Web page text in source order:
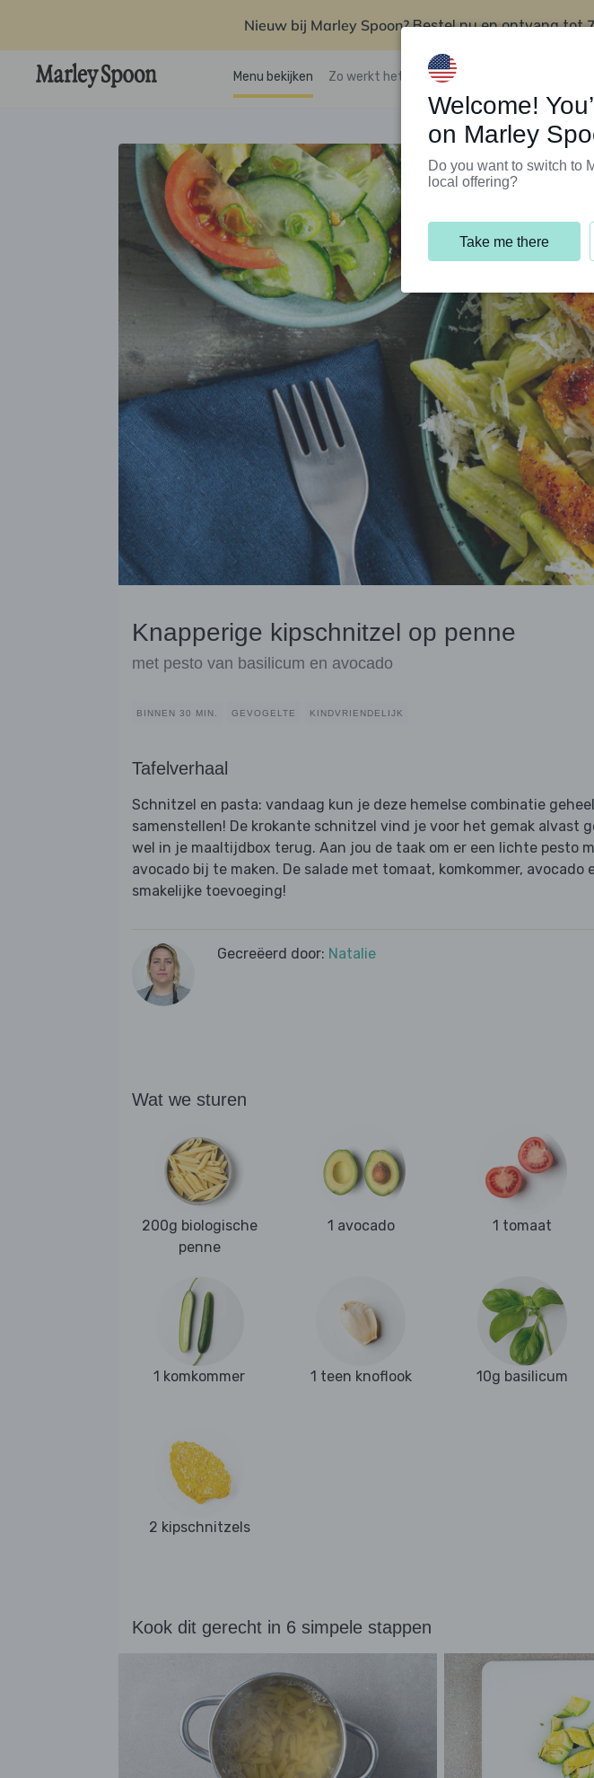
Nieuw bij Marley Spoon?Bestel nu en ontvang tot
Menu bekijken Zo werkt het Klantenservice
Knapperige kipschnitzel op penne
met pesto van basilicum en avocado
BINNEN 30 MIN. GEVOGELTE KINDVRIENDELIJK
Tafelverhaal
Schnitzel en pasta: vandaag kun je deze hemelse combinatie
samenstellen! De krokante schnitzel vind je voor het gemak alvast
wel in je maaltijdbox terug. Aan jou de taak om er een lichte pesto
avocado bij te maken. De salade met tomaat, komkommer, avocado
smakelijke toevoeging!
Gecreëerd door: Natalie
Wat we sturen
200g biologische
penne
1 avocado 1 tomaat
1 komkommer 1 teen knoflook 10g basilicum
2 kipschnitzels
Kook dit gerecht in 6 simpele stappen
Welcome!
on Marley
Do you want to switch to
local offering?
Take me there